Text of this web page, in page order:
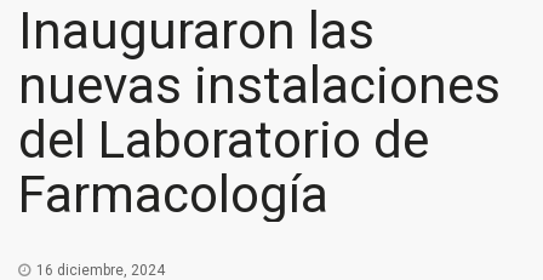
Inauguraron las
nuevas instalaciones
del Laboratorio de
Farmacología
16 diciembre, 2024